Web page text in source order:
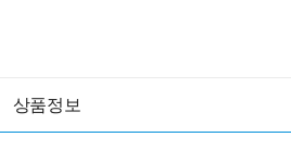
상품정보